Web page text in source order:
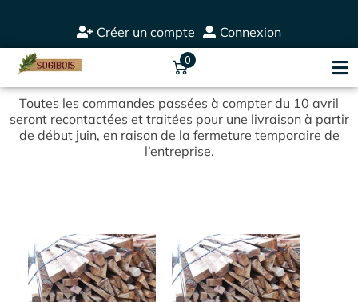
Créer un compte Connexion
0
Toutes les commandes passées à compter du 10 avril
seront recontactées et traitées pour une livraison à partir
de début juin, en raison de la fermeture temporaire de
l’entreprise.